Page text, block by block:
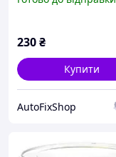
230₴
Купити
AutoFixShop